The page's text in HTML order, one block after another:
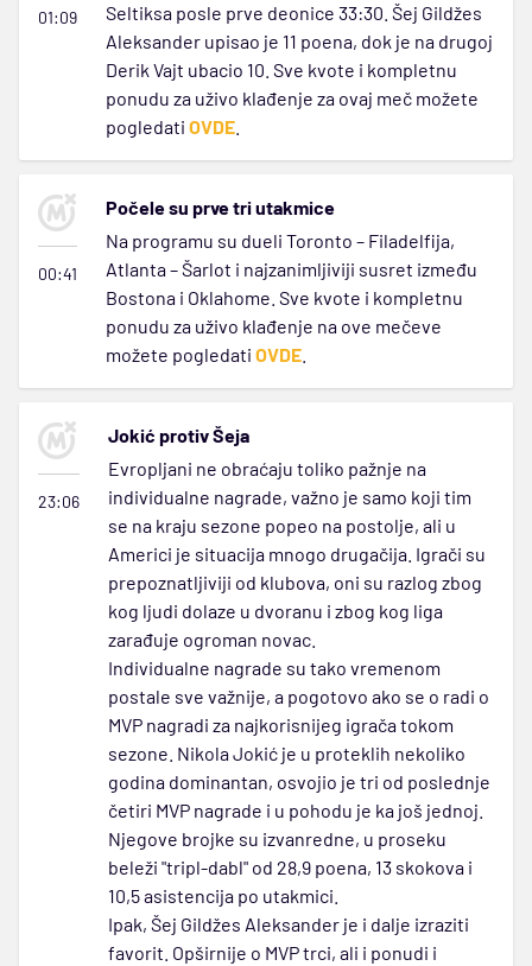
01:09
Seltiksa posle prve deonice 33:30. Šej Gildžes
Aleksander upisao je 11 poena, dok je na drugoj
Derik Vajt ubacio 10. Sve kvote i kompletnu
ponudu za uživo klađenje za ovaj meč možete
pogledati OVDE
00:41
Počele su prve tri utakmice
Na programu su dueli Toronto – Filadelfija,
Atlanta – Šarlot i najzanimljiviji susret između
Bostona i Oklahome. Sve kvote i kompletnu
ponudu za uživo klađenje na ove mečeve
možete pogledati OVDE
23:06
Jokić protiv Šeja
Evropljani ne obraćaju toliko pažnje na
individualne nagrade, važno je samo koji tim
se na kraju sezone popeo na postolje, ali u
Americi je situacija mnogo drugačija. Igrači su
prepoznatljiviji od klubova, oni su razlog zbog
kog ljudi dolaze u dvoranu i zbog kog liga
zarađuje ogroman novac.
Individualne nagrade su tako vremenom
postale sve važnije, a pogotovo ako se o radi o
MVP nagradi za najkorisnijeg igrača tokom
sezone. Nikola Jokić je u proteklih nekoliko
godina dominantan, osvojio je tri od poslednje
četiri MVP nagrade i u pohodu je ka još jednoj.
Njegove brojke su izvanredne, u proseku
beleži "tripl-dabl" od 28,9 poena, 13 skokova i
10,5 asistencija po utakmici.
Ipak, Šej Gildžes Aleksander je i dalje izraziti
favorit. Opširnije o MVP trci, ali i ponudi i